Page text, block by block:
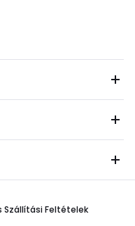
Szállítási Feltételek